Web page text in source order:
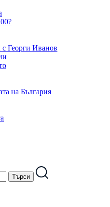
Георги Иванов
на България